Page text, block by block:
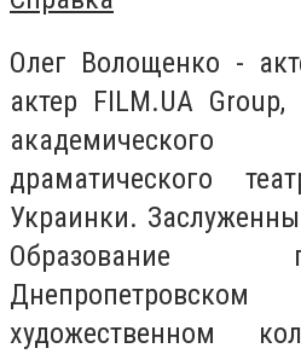
Олег Волощенко -
актер FILM.UA
драматического
Украинки.
художественном